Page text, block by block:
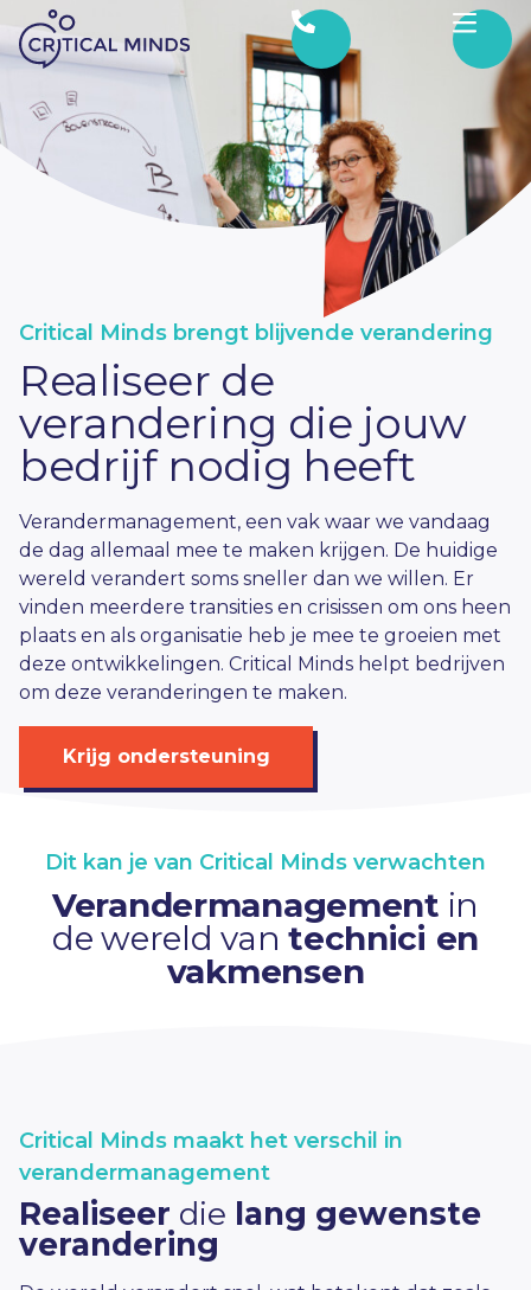
Ga naar de inhoud
Critical Minds brengt blijvende verandering
Realiseer de
verandering die jouw
bedrijf nodig heeft
Verandermanagement, een vak waar we vandaag
de dag allemaal mee te maken krijgen. De huidige
wereld verandert soms sneller dan we willen. Er
vinden meerdere transities en crisissen om ons heen
plaats en als organisatie heb je mee te groeien met
deze ontwikkelingen. Critical Minds helpt bedrijven
om deze veranderingen te maken.
Krijg ondersteuning
Dit kan je van Critical Minds verwachten
Verandermanagement in
de wereld vantechnici en
vakmensen
Critical Minds maakt het verschil in
verandermanagement
Realiseer die lang gewenste
verandering